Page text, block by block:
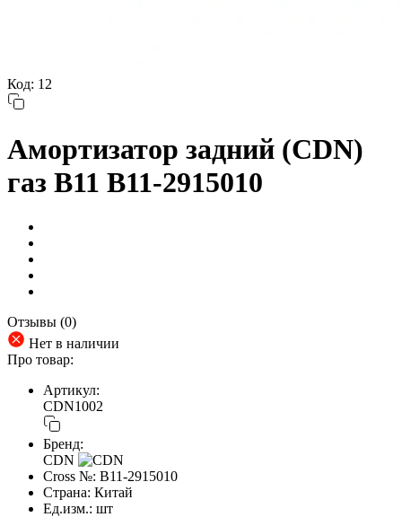
Код: 12
Амортизатор задний (CDN)
газ B11 B11-2915010
Отзывы (0)
Нет в наличии
Про товар:
Артикул:
CDN1002
Бренд:
CDN
Cross №: B11-2915010
Страна: Китай
Ед.изм.: шт